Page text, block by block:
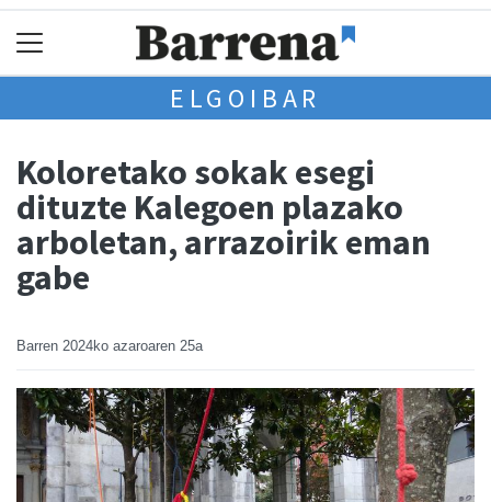
ELGOIBAR
Koloretako sokak esegi
dituzte Kalegoen plazako
arboletan, arrazoirik eman
gabe
Barren 2024ko azaroaren 25a